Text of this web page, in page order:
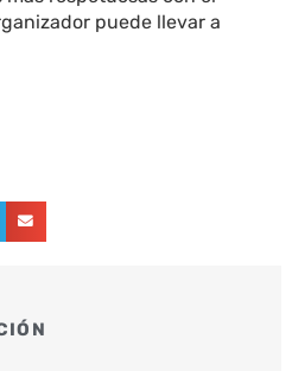
puede llevar a